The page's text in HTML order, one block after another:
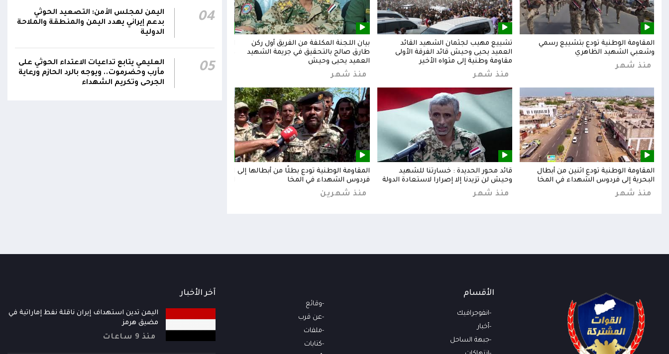
المقاومة الوطنية تودع بتشييع رسمي
وشعبي الشهيد الظاهري
منذ شهر
تشييع مهيب لجثمان الشهيد القائد
العميد يحيى وحيش قائد الفرقة الأولى
مقاومة وطنية إلى مثواه الأخير
منذ شهر
بيان اللجنة المكلفة من الفريق أول ركن
طارق صالح بالتحقيق في جريمة الشهيد
العميد يحيى وحيش
منذ شهر
المقاومة الوطنية تودع اثنين من أبطال
البحرية إلى فردوس الشهداء في المخا
منذ شهر
قائد محور الحديدة : خسارتنا للشهيد
وحيش لن تزيدنا إلا إصرارا لاستعادة الدولة
منذ شهر
المقاومة الوطنية تودع بطلًا من أبطالها إلى
فردوس الشهداء في المخا
منذ شهرين
منذ شهر
مقاومة وطنية إلى مثواه الأخير
منذ شهر
04
اليمن لمجلس الأمن: التصعيد الحوثي
بدعم إيراني يهدد اليمن والمنطقة والملاحة
الدولية
05
العليمي يتابع تداعيات الاعتداء الحوثي على
مأرب وحضرموت.. ويوجه بالرد الحازم ورعاية
الجرحى وتكريم الشهداء
الأقسام
انفوجرافيك
أخبار
جبهة الساحل
وقائع
عن قرب
ملفات
كتابات
آخر الأخبار
اليمن تدين استهداف إيران ناقلة نفط إماراتية في
مضيق هرمز
منذ 9 ساعات